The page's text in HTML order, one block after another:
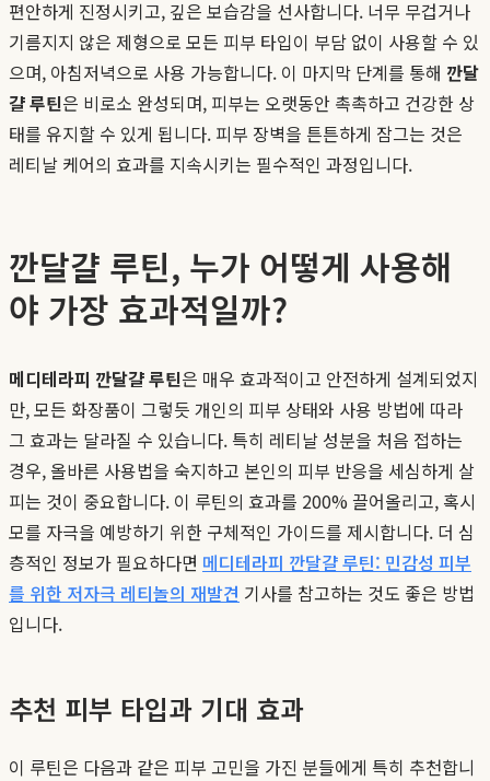
편안하게 진정시키고, 깊은 보습감을 선사합니다. 너무 무겁거나
기름지지 않은 제형으로 모든 피부 타입이 부담 없이 사용할 수 있
으며, 아침저녁으로 사용 가능합니다. 이 마지막 단계를 통해 깐달
걀 루틴은 비로소 완성되며, 피부는 오랫동안 촉촉하고 건강한 상
태를 유지할 수 있게 됩니다. 피부 장벽을 튼튼하게 잠그는 것은
레티날 케어의 효과를 지속시키는 필수적인 과정입니다.
깐달걀 루틴, 누가 어떻게 사용해
야 가장 효과적일까?
메디테라피 깐달걀 루틴은 매우 효과적이고 안전하게 설계되었지
만, 모든 화장품이 그렇듯 개인의 피부 상태와 사용 방법에 따라
그 효과는 달라질 수 있습니다. 특히 레티날 성분을 처음 접하는
경우, 올바른 사용법을 숙지하고 본인의 피부 반응을 세심하게 살
피는 것이 중요합니다. 이 루틴의 효과를 200% 끌어올리고, 혹시
모를 자극을 예방하기 위한 구체적인 가이드를 제시합니다. 더 심
층적인 정보가 필요하다면 메디테라피 깐달걀 루틴: 민감성 피부
를 위한 저자극 레티놀의 재발견 기사를 참고하는 것도 좋은 방법
입니다.
추천 피부 타입과 기대 효과
이 루틴은 다음과 같은 피부 고민을 가진 분들에게 특히 추천합니